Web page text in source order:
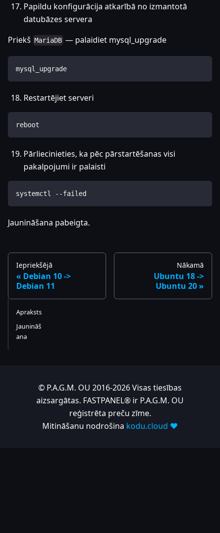
Papildu konfigurācija atkarībā no izmantotā
datubāzes servera
Priekš MariaDB — palaidiet mysql_upgrade
mysql_upgrade
Restartējiet serveri
reboot
Pārliecinieties, ka pēc pārstartēšanas visi
pakalpojumi ir palaisti
systemctl --failed
Jaunināšana pabeigta.
Iepriekšējā
Debian 10 ->
Debian 11
Nākamā
Ubuntu 18 ->
Ubuntu 20
Apraksts
Jaunināš
ana
© P.A.G.M. OU 2016-2026 Visas tiesības
aizsargātas. FASTPANEL® ir P.A.G.M. OU
reģistrēta preču zīme.
Mitināšanu nodrošina kodu.cloud ❤️